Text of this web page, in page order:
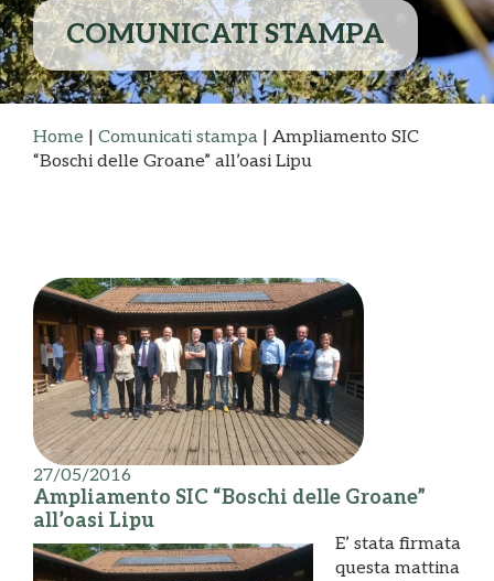
COMUNICATI STAMPA
Home | Comunicati stampa | Ampliamento SIC
“Boschi delle Groane” all’oasi Lipu
27/05/2016
Ampliamento SIC “Boschi delle Groane”
all’oasi Lipu
E’ stata firmata
questa mattina